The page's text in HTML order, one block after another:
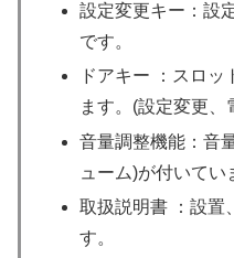
設定変更キー：設
です。
ドアキー ：スロ
ます。(設定変更、
音量調整機能：音
ューム)が付いてい
取扱説明書 ：設置
す。